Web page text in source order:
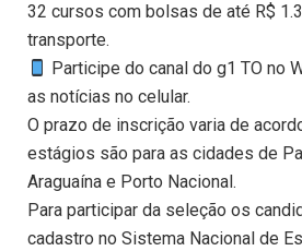
32 cursos com bolsas de até R$
transporte.
Participe do canal do g1 TO no
as notícias no celular.
O prazo de inscrição varia de
estágios são para as cidades de
Araguaína e Porto Nacional.
Para participar da seleção os
cadastro no Sistema Nacional de